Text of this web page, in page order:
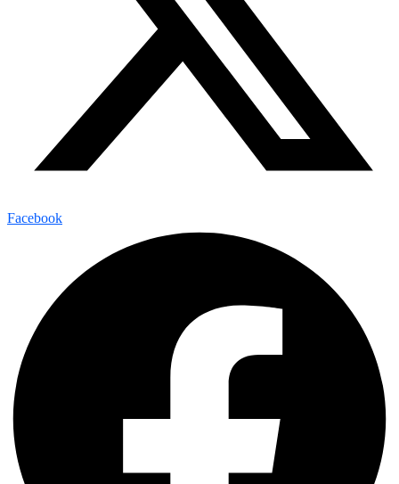
Facebook